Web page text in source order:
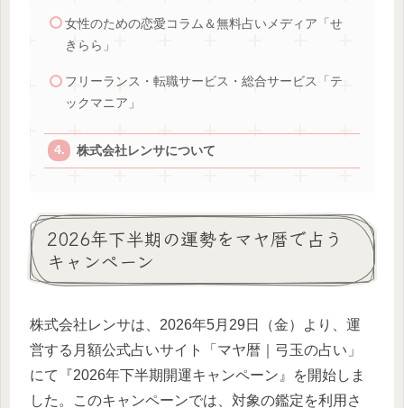
女性のための恋愛コラム＆無料占いメディア「せ
きらら」
フリーランス・転職サービス・総合サービス「テ
ックマニア」
株式会社レンサについて
2026年下半期の運勢をマヤ暦で占う
キャンペーン
株式会社レンサは、2026年5月29日（金）より、運
営する月額公式占いサイト「マヤ暦｜弓玉の占い」
にて『2026年下半期開運キャンペーン』を開始しま
した。このキャンペーンでは、対象の鑑定を利用さ